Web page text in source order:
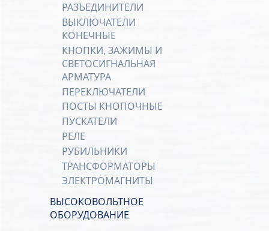
РАЗЪЕДИНИТЕЛИ
ВЫКЛЮЧАТЕЛИ
КОНЕЧНЫЕ
КНОПКИ, ЗАЖИМЫ И
СВЕТОСИГНАЛЬНАЯ
АРМАТУРА
ПЕРЕКЛЮЧАТЕЛИ
ПОСТЫ КНОПОЧНЫЕ
ПУСКАТЕЛИ
РЕЛЕ
РУБИЛЬНИКИ
ТРАНСФОРМАТОРЫ
ЭЛЕКТРОМАГНИТЫ
ВЫСОКОВОЛЬТНОЕ
ОБОРУДОВАНИЕ